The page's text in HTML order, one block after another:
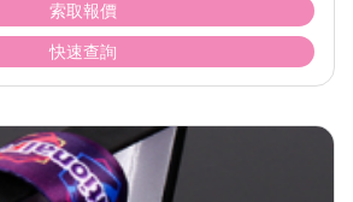
索取報價
快速查詢